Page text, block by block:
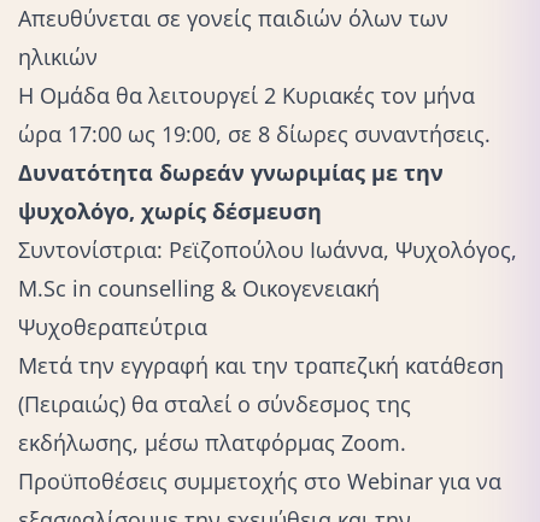
Απευθύνεται σε γονείς παιδιών όλων των
ηλικιών
Η Ομάδα θα λειτουργεί 2 Κυριακές τον μήνα
ώρα 17:00 ως 19:00, σε 8 δίωρες συναντήσεις.
Δυνατότητα δωρεάν γνωριμίας με την
ψυχολόγο, χωρίς δέσμευση
Συντονίστρια: Ρεϊζοπούλου Ιωάννα, Ψυχολόγος,
Μ.Sc in counselling & Οικογενειακή
Ψυχοθεραπεύτρια
Μετά την εγγραφή και την τραπεζική κατάθεση
(Πειραιώς) θα σταλεί ο σύνδεσμος της
εκδήλωσης, μέσω πλατφόρμας Ζoom.
Προϋποθέσεις συμμετοχής στο Webinar για να